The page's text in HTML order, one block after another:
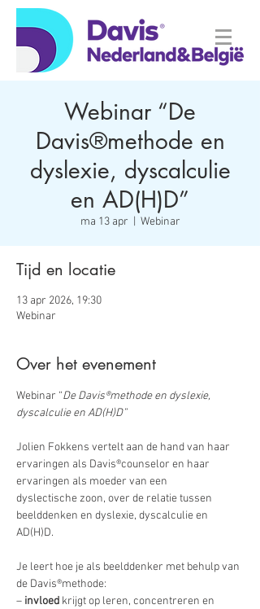
Webinar “De
Davis®methode en
dyslexie, dyscalculie
en AD(H)D”
ma 13 apr Webinar
Tijd en locatie
13 apr 2026, 19:30
Webinar
Over het evenement
Webinar “De Davis®methode en dyslexie,
dyscalculie en AD(H)D”
Jolien Fokkens vertelt aan de hand van haar
ervaringen als Davis®counselor en haar
ervaringen als moeder van een
dyslectische zoon, over de relatie tussen
beelddenken en dyslexie, dyscalculie en
AD(H)D.
Je leert hoe je als beelddenker met behulp van
de Davis®methode:
– invloed krijgt op leren, concentreren en